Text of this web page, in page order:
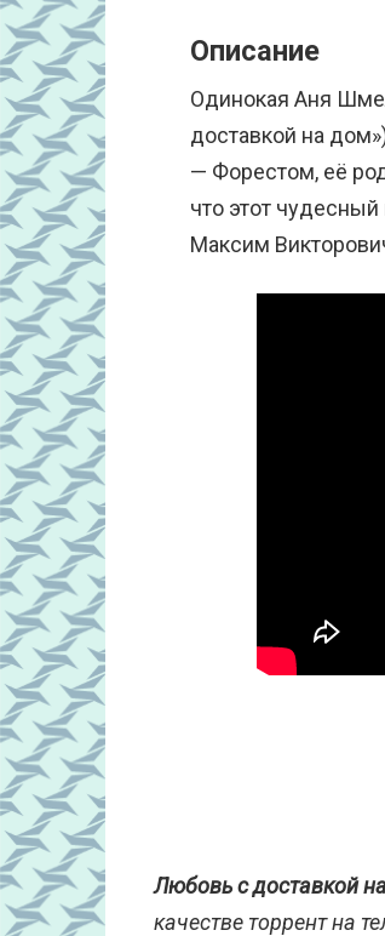
Описание
Одинокая Аня
доставкой на
— Форестом, её
что этот
Максим
Любовь с доставкой
качестве торрент на